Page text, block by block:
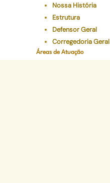
Nossa História
Estrutura
Defensor Geral
Corregedoria Geral
Áreas de Atuação